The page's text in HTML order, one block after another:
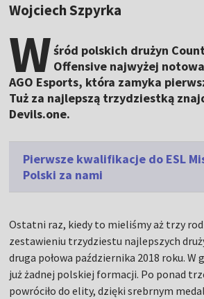
Wojciech Szpyrka
Wśród polskich drużyn
Offensive najwyżej
AGO Esports, która zamyka
Tuż za najlepszą trzydziestką
Devils.one.
Pierwsze kwalifikacje do ESL
Polski za nami
Ostatni raz, kiedy to mieliśmy aż trzy
zestawieniu trzydziestu najlepszych
druga połowa października 2018 roku. W
już żadnej polskiej formacji. Po ponad
powróciło do elity, dzięki srebrnym